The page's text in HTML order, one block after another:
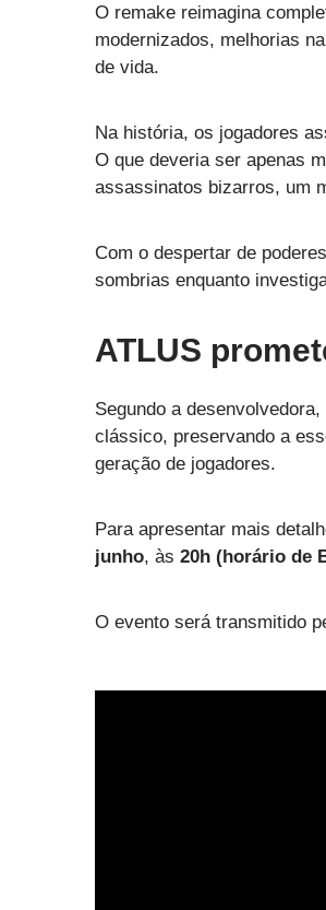
O remake reimagina
modernizados, melhorias
de vida.
Na história, os jogadores
O que deveria ser apenas
assassinatos bizarros, um
Com o despertar de
sombrias enquanto
ATLUS
Segundo a
clássico, preservando a
geração de jogadores.
Para apresentar mais
junho, às 20h (horário de
O evento será transmitido